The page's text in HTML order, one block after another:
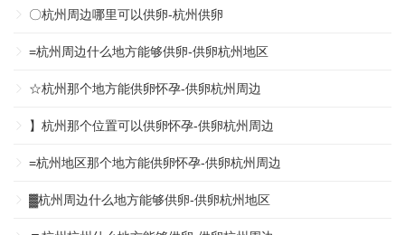
〇杭州周边哪里可以供卵-杭州供卵
=杭州周边什么地方能够供卵-供卵杭州地区
☆杭州那个地方能供卵怀孕-供卵杭州周边
】杭州那个位置可以供卵怀孕-供卵杭州周边
=杭州地区那个地方能供卵怀孕-供卵杭州周边
▓杭州周边什么地方能够供卵-供卵杭州地区